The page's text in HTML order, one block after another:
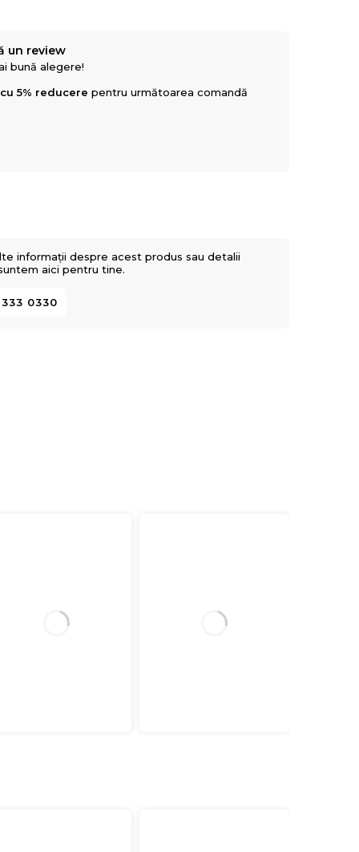
un review
bună alegere!
5% reducere pentru următoarea comandă
informații despre acest produs sau detalii
aici pentru tine.
333 0330